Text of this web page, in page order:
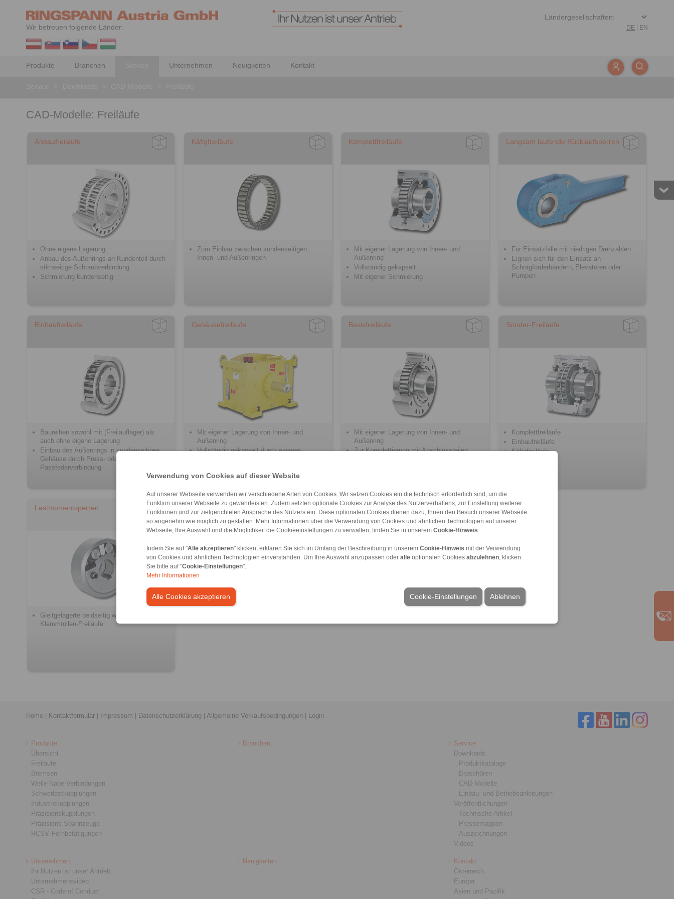
Verwendung von Cookies auf dieser Website
Auf unserer Webseite verwenden wir verschiedene Arten von Cookies. Wir setzen Cookies ein die technisch erforderlich sind, um die
Funktion unserer Webseite zu gewährleisten. Zudem setzten optionale Cookies zur Analyse des Nutzerverhaltens, zur Einstellung weiterer
Funktionen und zur zielgerichteten Ansprache des Nutzers ein. Diese optionalen Cookies dienen dazu, Ihnen den Besuch unserer Webseite
so angenehm wie möglich zu gestalten. Mehr Informationen über die Verwendung von Cookies und ähnlichen Technologien auf unserer
Webseite, Ihre Auswahl und die Möglichkeit die Cookieeinstellungen zu verwalten, finden Sie in unserem Cookie-Hinweis
Indem Sie auf "Alle akzeptieren" klicken, erklären Sie sich im Umfang der Beschreibung in unserem Cookie-Hinweis mit der Verwendung
von Cookies und ähnlichen Technologien einverstanden. Um Ihre Auswahl anzupassen oder alle optionalen Cookies abzulehnen , klicken
Sie bitte auf "Cookie-Einstellungen".
Mehr Informationen
Alle Cookies akzeptieren Ablehnen
Cookie-Einstellungen
Wir betreuen folgende Länder: DE EN
Produkte Branchen Unternehmen Neuigkeiten Kontakt
CAD-Modelle: Freiläufe
Anbaufreiläufe
Ohne eigene Lagerung
Anbau des Außenrings an Kundenteil durch
stirnseitige Schraubverbindung
Schmierung kundenseitig
Käfigfreiläufe
Zum Einbau zwischen kundenseitigen
Innen- und Außenringen
Komplettfreiläufe
Mit eigener Lagerung von Innen- und
Außenring
Vollständig gekapselt
Mit eigener Schmierung
Langsam laufende Rücklaufsperren
Für Einsatzfälle mit niedrigen Drehzahlen
Eignen sich für den Einsatz an
Schrägförderbändern‚ Elevatoren oder
Pumpen
Einbaufreiläufe
Baureihen sowohl mit (Freilauflager) als
auch ohne eigene Lagerung
Einbau des Außenrings in kundenseitiges
Gehäuse durch Press- oder
Passfederverbindung
Gehäusefreiläufe
Mit eigener Lagerung von Innen- und
Außenring
Vollständig gekapselt durch eigenes
Basisfreiläufe
Mit eigener Lagerung von Innen- und
Außenring
Zur Komplettierung mit Anschlussteilen
Sonder-Freiläufe
Komplettfreiläufe
Einbaufreiläufe
Käfigfreiläufe
Lastmomentsperren
Gleitgelagerte beidseitig wirkende
Klemmrollen-Freiläufe
Home Kontaktformular Impressum Datenschutzerklärung Allgemeine Verkaufsbedingungen Login
Produkte
Übersicht
Freiläufe
Bremsen
Welle-Nabe-Verbindungen
Schwerlastkupplungen
Industriekupplungen
Präzisionskupplungen
Präzisions-Spannzeuge
RCS® Fernbetätigungen
Branchen
Service
Downloads
Produktkataloge
Broschüren
CAD-Modelle
Einbau- und Betriebsanleitungen
Veröffentlichungen
Technische Artikel
Pressemappen
Auszeichnungen
Videos
Unternehmen
Ihr Nutzen ist unser Antrieb
Unternehmensvideo
CSR - Code of Conduct
Neuigkeiten
Kontakt
Österreich
Europa
Asien und Pazifik